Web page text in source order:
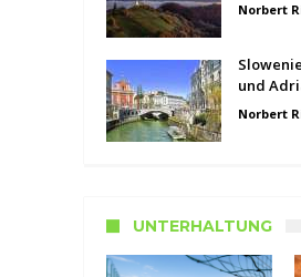
Norbert
und
Norbert
UNTERHALTUNG